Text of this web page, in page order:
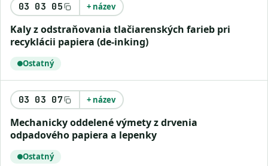
03 03 05 + název
kaly z odstraňovania tlačiarenských farieb pri
recyklácii papiera (de-inking)
Ostatný
03 03 07 + název
mechanicky oddelené výmety z drvenia
odpadového papiera a lepenky
Ostatný